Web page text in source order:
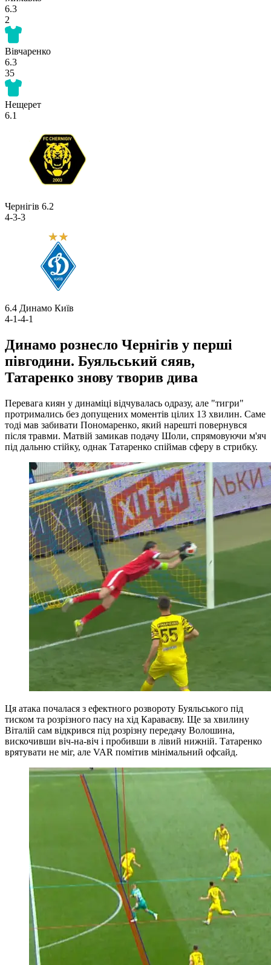
6.3
2
Вівчаренко
6.3
35
Нещерет
6.1
Чернігів 6.2
4-3-3
6.4 Динамо Київ
4-1-4-1
Динамо рознесло Чернігів у перші
півгодини. Буяльський сяяв,
Татаренко знову творив дива
Перевага киян у динаміці відчувалась одразу, але "тигри"
протримались без допущених моментів цілих 13 хвилин. Саме
тоді мав забивати Пономаренко, який нарешті повернувся
після травми. Матвій замикав подачу Шоли, спрямовуючи м'яч
під дальню стійку, однак Татаренко спіймав сферу в стрибку.
Ця атака почалася з ефектного розвороту Буяльського під
тиском та розрізного пасу на хід Караваєву. Ще за хвилину
Віталій сам відкрився під розрізну передачу Волошина,
вискочивши віч-на-віч і пробивши в лівий нижній. Татаренко
врятувати не міг, але VAR помітив мінімальний офсайд.